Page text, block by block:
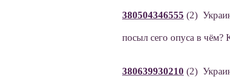
380504346555 (2)
посыл сего опуса в чём?
380639930210 (2)